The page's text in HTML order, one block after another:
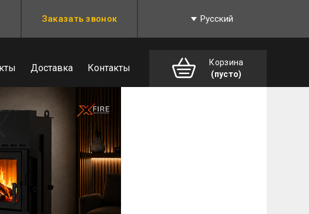
Заказать звонок Русский
Доставка Контакты
Корзина
(пусто)